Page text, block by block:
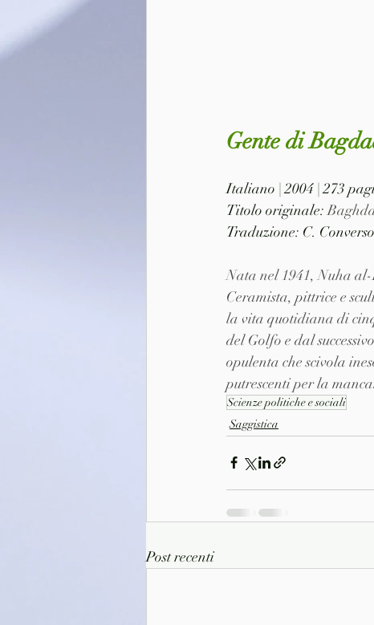
Gente di
Italiano | 2004 | 273
Titolo originale:
Traduzione: C.
Nata nel 1941, Nuha
Ceramista, pittrice e
la vita quotidiana di
del Golfo e dal
opulenta che scivola
putrescenti per la
Scienze politiche e sociali
Saggistica
Post recenti